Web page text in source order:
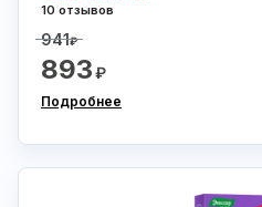
10 отзывов
941₽
893₽
Подробнее